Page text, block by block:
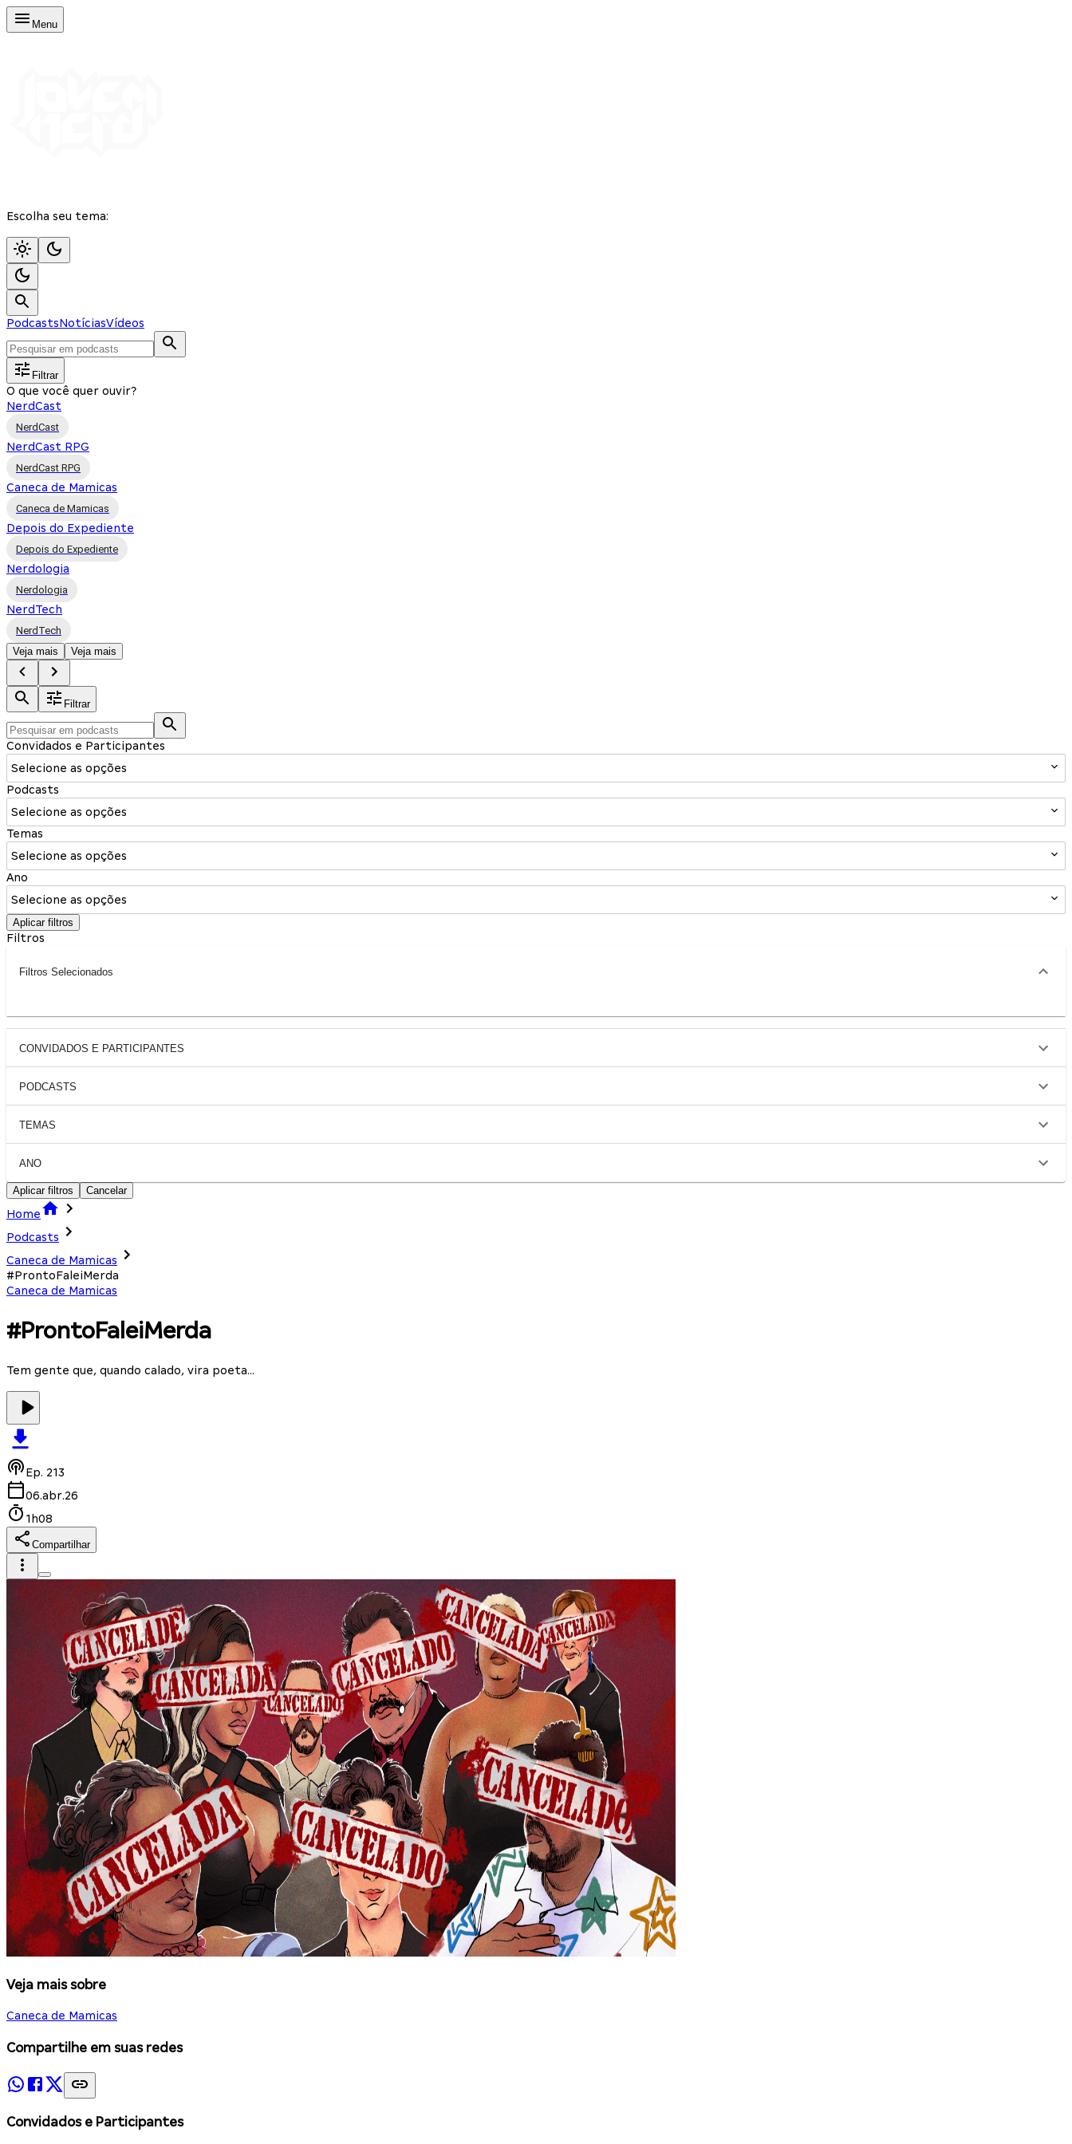
Menu
Escolha seu tema:
PodcastsNotíciasVídeos
Filtrar
O que você quer ouvir?
NerdCast
NerdCast
NerdCast RPG
NerdCast RPG
Caneca de Mamicas
Caneca de Mamicas
Depois do Expediente
Depois do Expediente
Nerdologia
Nerdologia
NerdTech
NerdTech
Veja mais
Veja mais
Filtrar
Convidados e Participantes
Selecione as opções
Podcasts
Selecione as opções
Temas
Selecione as opções
Ano
Selecione as opções
Aplicar filtros
Filtros
Filtros Selecionados
CONVIDADOS E PARTICIPANTES
PODCASTS
TEMAS
ANO
Aplicar filtros Cancelar
Home
Podcasts
Caneca de Mamicas
#ProntoFaleiMerda
Caneca de Mamicas
#ProntoFaleiMerda
Tem gente que, quando calado, vira poeta...
Ep. 213
06.abr.26
1h08
Compartilhar
Veja mais sobre
Caneca de Mamicas
Compartilhe em suas redes
Convidados e Participantes